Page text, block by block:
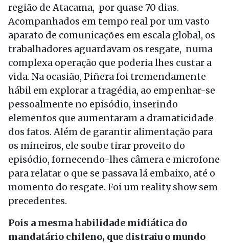
região de Atacama, por quase 70 dias.
Acompanhados em tempo real por um vasto
aparato de comunicações em escala global, os
trabalhadores aguardavam os resgate, numa
complexa operação que poderia lhes custar a
vida. Na ocasião, Piñera foi tremendamente
hábil em explorar a tragédia, ao empenhar-se
pessoalmente no episódio, inserindo
elementos que aumentaram a dramaticidade
dos fatos. Além de garantir alimentação para
os mineiros, ele soube tirar proveito do
episódio, fornecendo-lhes câmera e microfone
para relatar o que se passava lá embaixo, até o
momento do resgate. Foi um reality show sem
precedentes.
Pois a mesma habilidade midiática do
mandatário chileno, que distraiu o mundo